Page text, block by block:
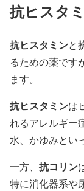
抗ヒスタ
抗ヒスタミンと
るための薬です
ます。
抗ヒスタミンは
れるアレルギー
水、かゆみとい
一方、 抗コリン
特に消化器系や